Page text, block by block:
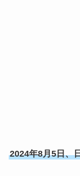
2024年8月5日、